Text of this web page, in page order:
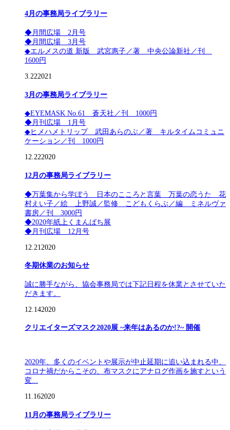
4月の事務局ライブラリー
◆月間広場 2月号
◆月間広場 3月号
◆エルメスの道 新版 武宮惠子／著 中央公論新社／刊
1600円
3.222021
3月の事務局ライブラリー
◆EYEMASK No.61 蒼天社／刊 1000円
◆月刊広場 1月号
◆ヒメハメトリップ 武田あらのぶ／著 キルタイムコミュニ
ケーション／刊 1000円
12.222020
12月の事務局ライブラリー
◆万葉集から学ぼう 日本のこころと言葉 万葉の恋うた 花
村えい子／絵 上野誠／監修 こどもくらぶ／編 ミネルヴァ
書房／刊 3000円
◆2020年紙上くまんばち展
◆月刊広場 12月号
12.21 2020
冬期休業のお知らせ
誠に勝手ながら、協会事務局では下記日程を休業とさせていた
だきます。
12.142020
クリエイターズマスク2020展 ~来年はあるのか!?~ 開催
2020年、多くのイベントや展示が中止延期に追い込まれる中、
コロナ禍だからこその、布マスクにアナログ作画を施すという
変...
11.162020
11月の事務局ライブラリー